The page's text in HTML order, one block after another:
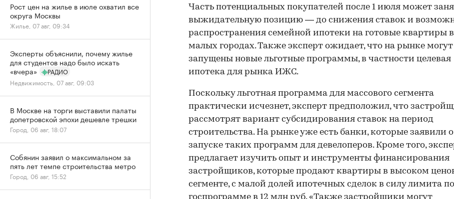
00:00 /
Часть потенциальных покупателей после 1 июля может
выжидательную позицию — до снижения ставок и
распространения семейной ипотеки на готовые квартиры в
малых городах. Также эксперт ожидает, что на рынке
запущены новые льготные программы, в частности целевая
ипотека для рынка ИЖС.
Поскольку льготная программа для массового сегмента
практически исчезнет, эксперт предположил, что
рассмотрят вариант субсидирования ставок на период
строительства. На рынке уже есть банки, которые заявили о
запуске таких программ для девелоперов. Кроме того,
предлагает изучить опыт и инструменты финансирования
застройщиков, которые продают квартиры в высоком
сегменте, с малой долей ипотечных сделок в силу лимита по
Рост цен на жилье в июле охватил все
округа Москвы
Жилье, 07 авг, 09:34
Эксперты объяснили, почему жилье
для студентов надо было искать
«вчера»
РАДИО
Недвижимость, 07 авг, 09:03
В Москве на торги выставили палаты
допетровской эпохи дешевле трешки
Город, 06 авг, 18:07
Собянин заявил о максимальном за
пять лет темпе строительства метро
Город, 06 авг, 15:52